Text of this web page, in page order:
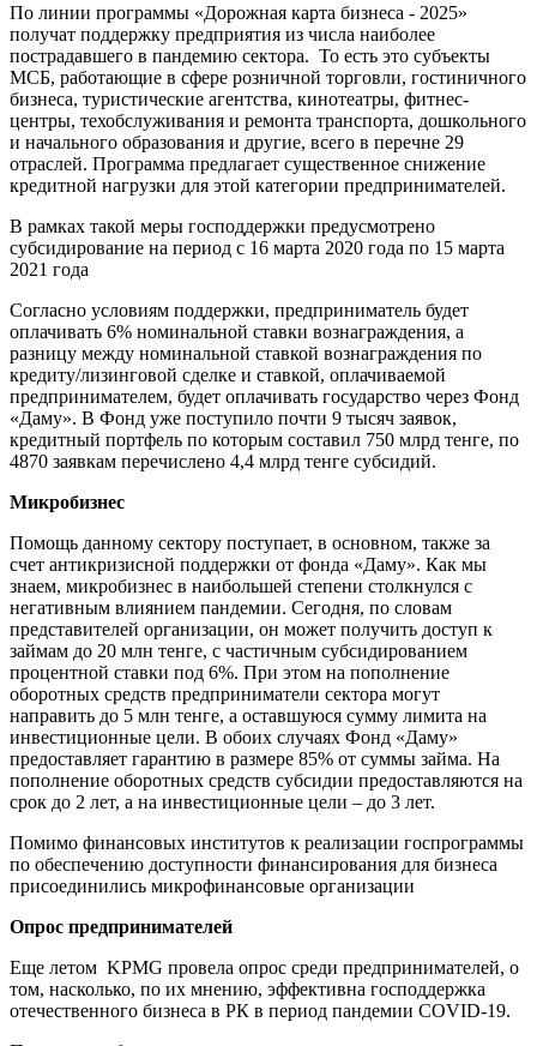
По линии программы «Дорожная карта бизнеса - 2025»
получат поддержку предприятия из числа наиболее
пострадавшего в пандемию сектора. То есть это субъекты
МСБ, работающие в сфере розничной торговли, гостиничного
бизнеса, туристические агентства, кинотеатры, фитнес-
центры, техобслуживания и ремонта транспорта, дошкольного
и начального образования и другие, всего в перечне 29
отраслей. Программа предлагает существенное снижение
кредитной нагрузки для этой категории предпринимателей.
В рамках такой меры господдержки предусмотрено
субсидирование на период с 16 марта 2020 года по 15 марта
2021 года
Согласно условиям поддержки, предприниматель будет
оплачивать 6% номинальной ставки вознаграждения, а
разницу между номинальной ставкой вознаграждения по
кредиту/лизинговой сделке и ставкой, оплачиваемой
предпринимателем, будет оплачивать государство через Фонд
«Даму». В Фонд уже поступило почти 9 тысяч заявок,
кредитный портфель по которым составил 750 млрд тенге, по
4870 заявкам перечислено 4,4 млрд тенге субсидий.
Микробизнес
Помощь данному сектору поступает, в основном, также за
счет антикризисной поддержки от фонда «Даму». Как мы
знаем, микробизнес в наибольшей степени столкнулся с
негативным влиянием пандемии. Сегодня, по словам
представителей организации, он может получить доступ к
займам до 20 млн тенге, с частичным субсидированием
процентной ставки под 6%. При этом на пополнение
оборотных средств предприниматели сектора могут
направить до 5 млн тенге, а оставшуюся сумму лимита на
инвестиционные цели. В обоих случаях Фонд «Даму»
предоставляет гарантию в размере 85% от суммы займа. На
пополнение оборотных средств субсидии предоставляются на
срок до 2 лет, а на инвестиционные цели – до 3 лет.
Помимо финансовых институтов к реализации госпрограммы
по обеспечению доступности финансирования для бизнеса
присоединились микрофинансовые организации
Опрос предпринимателей
Еще летом KPMG провела опрос среди предпринимателей, о
том, насколько, по их мнению, эффективна господдержка
отечественного бизнеса в РК в период пандемии COVID-19.